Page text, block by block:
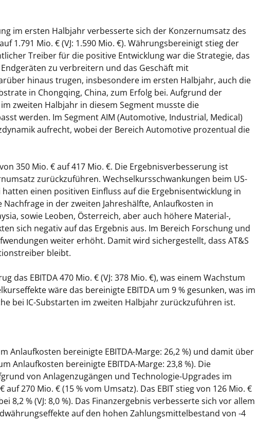
im ersten Halbjahr verbesserte sich der Konzernumsatz des
1.791 Mio. € (VJ: 1.590 Mio. €). Währungsbereinigt stieg der
Treiber für die positive Entwicklung war die Strategie, das
zu verbreitern und das Geschäft mit
hinaus trugen, insbesondere im ersten Halbjahr, auch die
in Chongqing, China, zum Erfolg bei. Aufgrund der
zweiten Halbjahr in diesem Segment musste die
werden. Im Segment AIM (Automotive, Industrial, Medical)
aufrecht, wobei der Bereich Automotive prozentual die
350 Mio. € auf 417 Mio. €. Die Ergebnisverbesserung ist
zurückzuführen. Wechselkursschwankungen beim US-
einen positiven Einfluss auf die Ergebnisentwicklung in
Nachfrage in der zweiten Jahreshälfte, Anlaufkosten in
sowie Leoben, Österreich, aber auch höhere Material-,
sich negativ auf das Ergebnis aus. Im Bereich Forschung und
weiter erhöht. Damit wird sichergestellt, dass AT&S
bleibt.
das EBITDA 470 Mio. € (VJ: 378 Mio. €), was einem Wachstum
wäre das bereinigte EBITDA um 9 % gesunken, was im
bei IC-Substarten im zweiten Halbjahr zurückzuführen ist.
Anlaufkosten bereinigte EBITDA-Marge: 26,2 %) und damit über
Anlaufkosten bereinigte EBITDA-Marge: 23,8 %). Die
von Anlagenzugängen und Technologie-Upgrades im
270 Mio. € (15 % vom Umsatz). Das EBIT stieg von 126 Mio. €
8,2 % (VJ: 8,0 %). Das Finanzergebnis verbesserte sich vor allem
auf den hohen Zahlungsmittelbestand von -4